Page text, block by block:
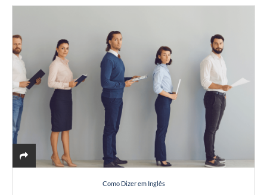
Como Dizer em Inglês